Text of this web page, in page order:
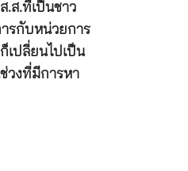
.ส.ที่เป็นชาว
รกับหน่วยการ
เปลี่ยนไปเป็น
วงที่มีการหา